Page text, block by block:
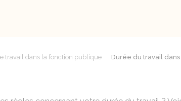
travail dans la fonction publique
Durée du travail dans